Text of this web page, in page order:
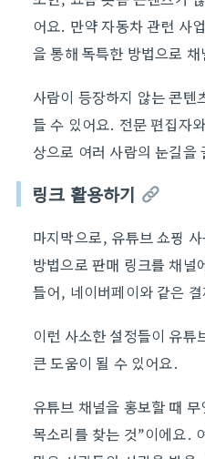
어요. 만약 자동차 관련 사
을 통해 독특한 방법으로
사람이 등장하지 않는 콘텐
들 수 있어요. 전문 편집자
상으로 여러 사람의 눈길을
링크 활용하기
마지막으로, 유튜브 쇼핑
방법으로 판매 링크를 채널
들어, 네이버페이와 같은
이런 사소한 설정들이 유튜
큰 도움이 될 수 있어요.
유튜브 채널을 홍보할 때
목소리를 찾는 것”이에요.